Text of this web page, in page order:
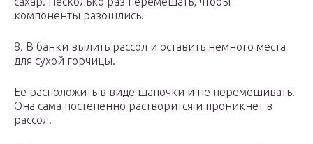
компоненты разошлись.
8. В банки вылить рассол и оставить немного места
для сухой горчицы.
Ее расположить в виде шапочки и не перемешивать.
Она сама постепенно растворится и проникнет в
рассол.